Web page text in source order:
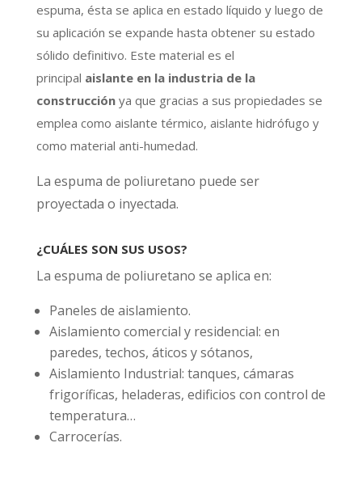
espuma, ésta se aplica en estado líquido y luego de
su aplicación se expande hasta obtener su estado
sólido definitivo. Este material es el
principal aislante en la industria de la
construcción ya que gracias a sus propiedades se
emplea como aislante térmico, aislante hidrófugo y
como material anti-humedad.
La espuma de poliuretano puede ser
proyectada o inyectada.
¿CUÁLES SON SUS USOS?
La espuma de poliuretano se aplica en:
Paneles de aislamiento.
Aislamiento comercial y residencial: en
paredes, techos, áticos y sótanos,
Aislamiento Industrial: tanques, cámaras
frigoríficas, heladeras, edificios con control de
temperatura…
Carrocerías.